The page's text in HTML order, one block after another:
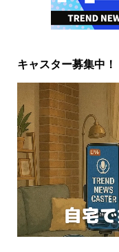
キャスター募集中！